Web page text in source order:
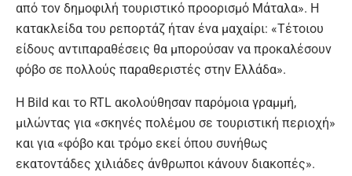
από τον δημοφιλή τουριστικό προορισμό Μάταλα». Η
κατακλείδα του ρεπορτάζ ήταν ένα μαχαίρι: «Τέτοιου
είδους αντιπαραθέσεις θα μπορούσαν να προκαλέσουν
φόβο σε πολλούς παραθεριστές στην Ελλάδα».
Η Bild και το RTL ακολούθησαν παρόμοια γραμμή,
μιλώντας για «σκηνές πολέμου σε τουριστική περιοχή»
και για «φόβο και τρόμο εκεί όπου συνήθως
εκατοντάδες χιλιάδες άνθρωποι κάνουν διακοπές».